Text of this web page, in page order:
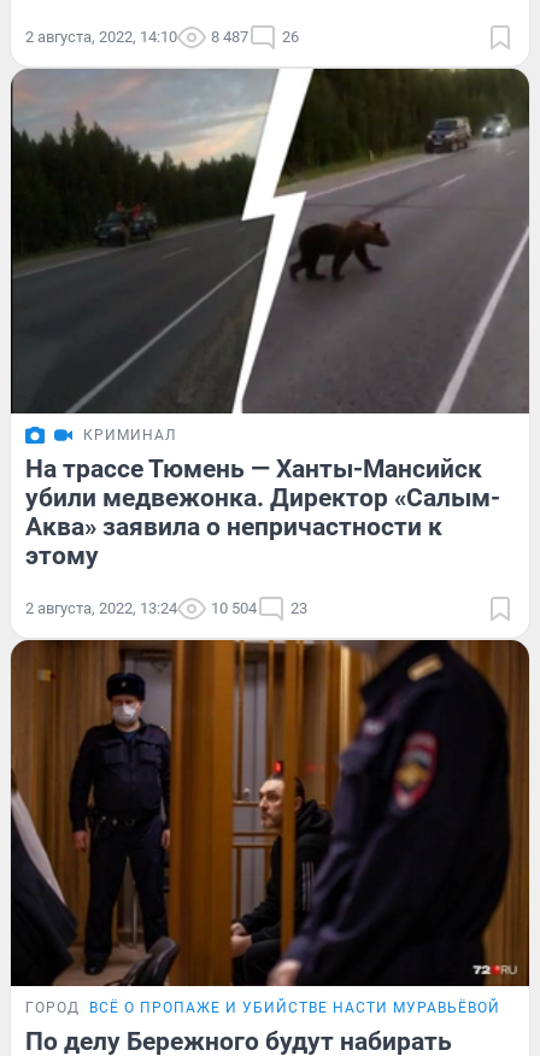
2 августа, 2022, 14:10 8 487 26
КРИМИНАЛ
На трассе Тюмень — Ханты-Мансийск
убили медвежонка. Директор «Салым-
Аква» заявила о непричастности к
этому
2 августа, 2022, 13:24 10 504 23
ГОРОД ВСЁ О ПРОПАЖЕ И УБИЙСТВЕ НАСТИ МУРАВЬЁВОЙ
По делу Бережного будут набирать